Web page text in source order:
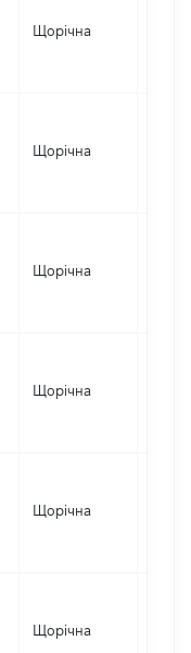
Щорічна
Щорічна
Щорічна
Щорічна
Щорічна
Щорічна